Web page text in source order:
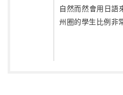
自然而然會用日語
州圈的學生比例非常均衡
解多少語法，單詞
使用，那就失去